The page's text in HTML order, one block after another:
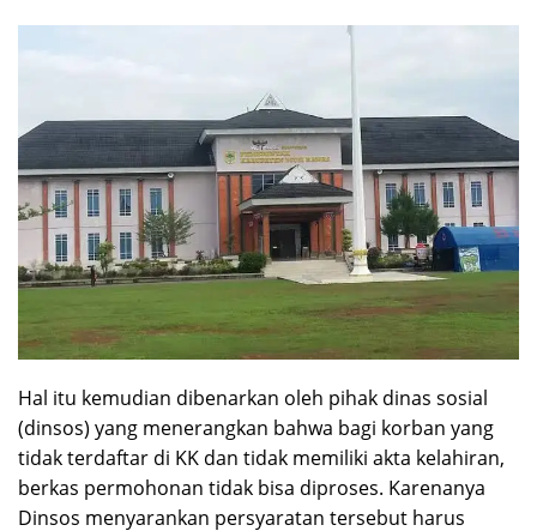
Hal itu kemudian dibenarkan oleh pihak dinas sosial
(dinsos) yang menerangkan bahwa bagi korban yang
tidak terdaftar di KK dan tidak memiliki akta kelahiran,
berkas permohonan tidak bisa diproses. Karenanya
Dinsos menyarankan persyaratan tersebut harus